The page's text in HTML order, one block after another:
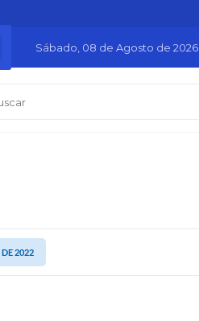
Sábado 08 de Agosto de 2026
2022